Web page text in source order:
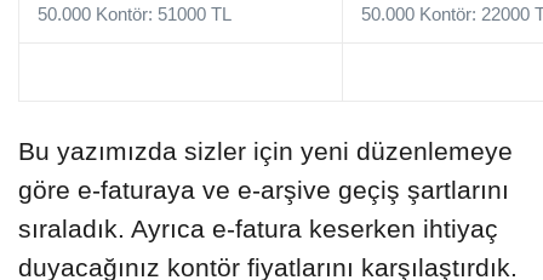
50.000 Kontör: 51000 TL 50.000 Kontör: 22000
Bu yazımızda sizler için yeni düzenlemeye
göre e-faturaya ve e-arşive geçiş şartlarını
sıraladık. Ayrıca e-fatura keserken ihtiyaç
duyacağınız kontör fiyatlarını karşılaştırdık.